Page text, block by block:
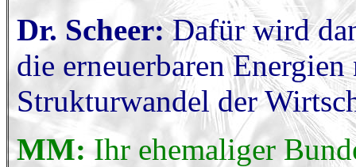
Dr. Scheer:Dafür wird
die erneuerbaren
Strukturwandel der
MM: Ihr ehemaliger